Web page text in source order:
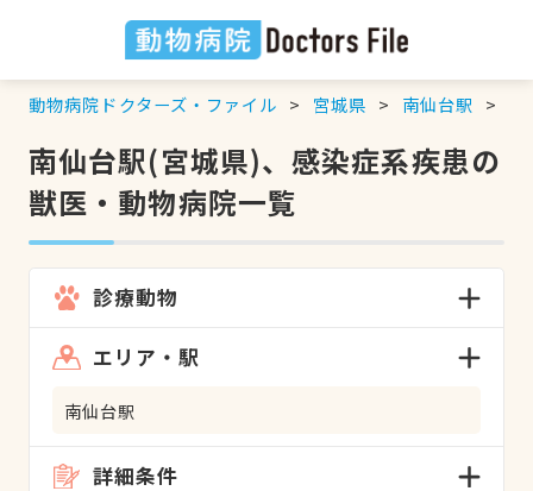
動物病院ドクターズ・ファイル 宮城県 南仙台駅
南仙台駅(宮城県)、感染症系疾患の
獣医・動物病院一覧
診療動物
エリア・駅
南仙台駅
詳細条件